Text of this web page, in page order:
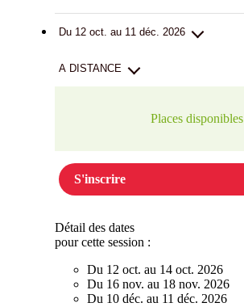
Du 12 oct. au 11 déc. 2026
A DISTANCE
Places disponibles
S'inscrire
Détail des dates
pour cette session :
Du 12 oct. au 14 oct. 2026
Du 16 nov. au 18 nov. 2026
Du 10 déc. au 11 déc. 2026